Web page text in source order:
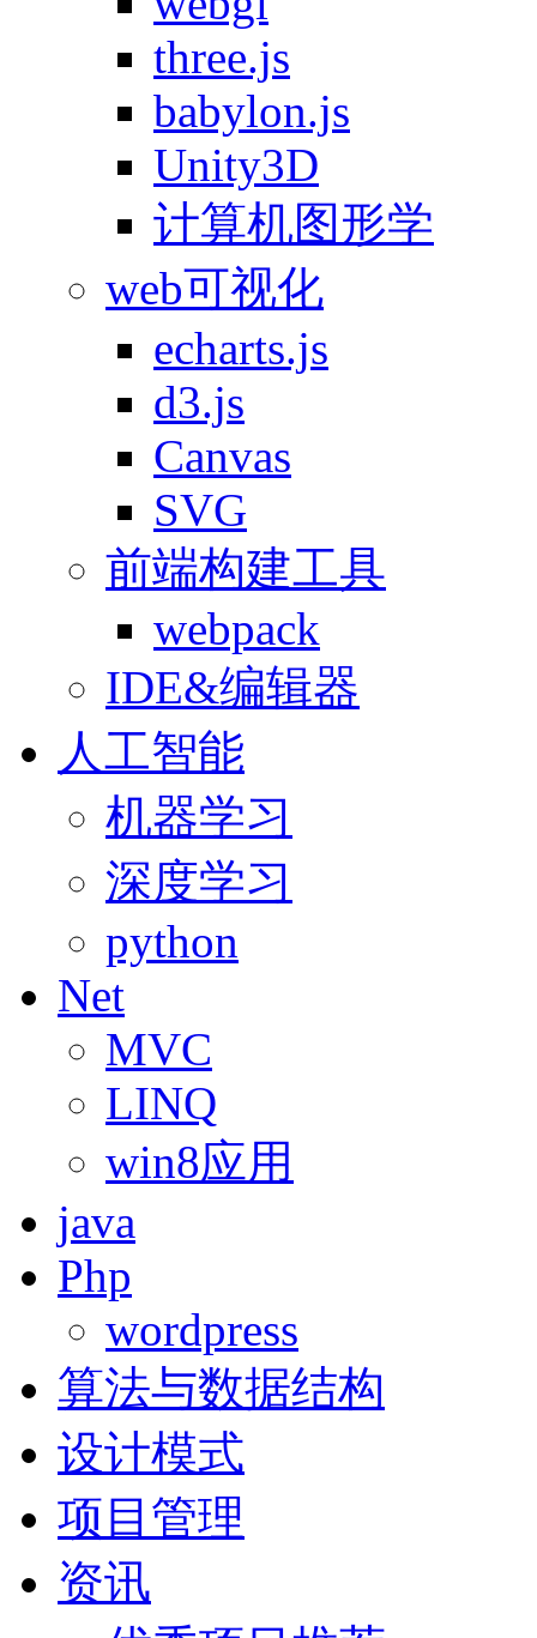
three.js
babylon.js
Unity3D
计算机图形学
web可视化
echarts.js
d3.js
Canvas
SVG
前端构建工具
webpack
IDE&编辑器
人工智能
机器学习
深度学习
python
Net
MVC
LINQ
win8应用
java
Php
wordpress
算法与数据结构
设计模式
项目管理
资讯